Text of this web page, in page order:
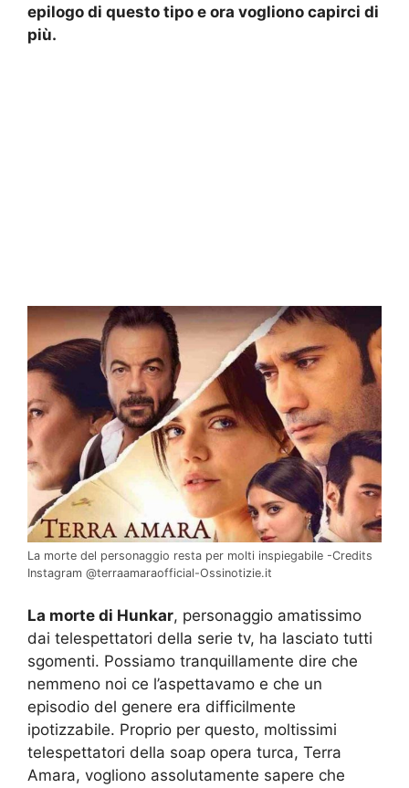
epilogo di questo tipo e ora vogliono capirci di
più.
La morte del personaggio resta per molti inspiegabile -Credits
Instagram @terraamaraofficial-Ossinotizie.it
La morte di Hunkar, personaggio amatissimo
dai telespettatori della serie tv, ha lasciato tutti
sgomenti. Possiamo tranquillamente dire che
nemmeno noi ce l’aspettavamo e che un
episodio del genere era difficilmente
ipotizzabile. Proprio per questo, moltissimi
telespettatori della soap opera turca, Terra
Amara, vogliono assolutamente sapere che